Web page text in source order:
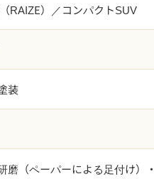
RAIZE）／コンパクトSUV
装
磨（ペーパーによる足付け）